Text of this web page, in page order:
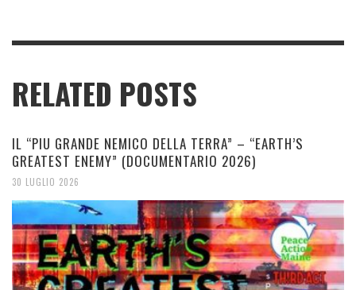
RELATED POSTS
IL “PIU GRANDE NEMICO DELLA TERRA” – “EARTH’S
GREATEST ENEMY” (DOCUMENTARIO 2026)
30 LUGLIO 2026